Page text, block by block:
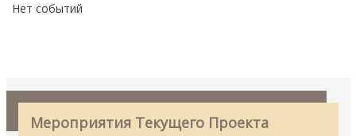
Нет событий
Мероприятия Текущего Проекта